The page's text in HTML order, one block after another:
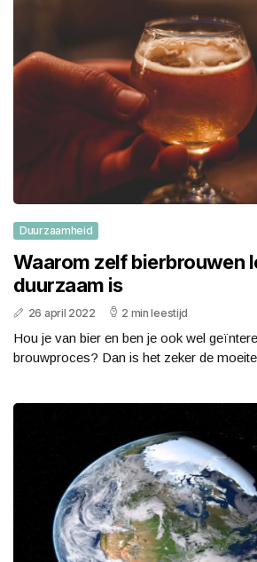
Duurzaamheid
Waarom zelf bierbrouwen
duurzaam is
26 april 2022 2 min leestijd
Hou je van bier en ben je ook wel
brouwproces? Dan is het zeker de